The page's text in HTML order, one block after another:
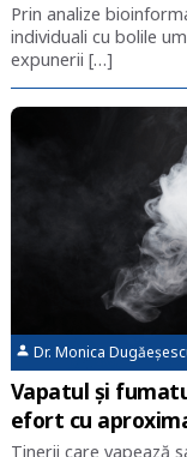
Prin analize
individuali cu bolile
expunerii […]
Dr. Monica
Vapatul și
efort cu
Tinerii care vapează